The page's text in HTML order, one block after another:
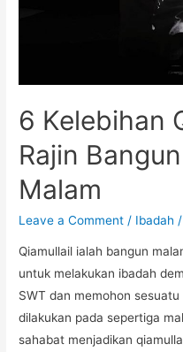
6 Kelebihan
Rajin
Malam
Leave a Comment / Ibadah
Qiamullail ialah bangun
untuk melakukan ibadah
SWT dan memohon
dilakukan pada sepertiga
sahabat menjadikan